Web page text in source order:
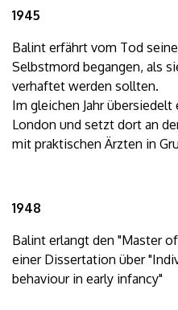
1945
Balint erfährt vom Tod
Selbstmord begangen, als
verhaftet werden sollten.
Im gleichen Jahr
London und setzt dort an
mit praktischen Ärzten in
1948
Balint erlangt den "Master
einer Dissertation über
behaviour in early infancy"